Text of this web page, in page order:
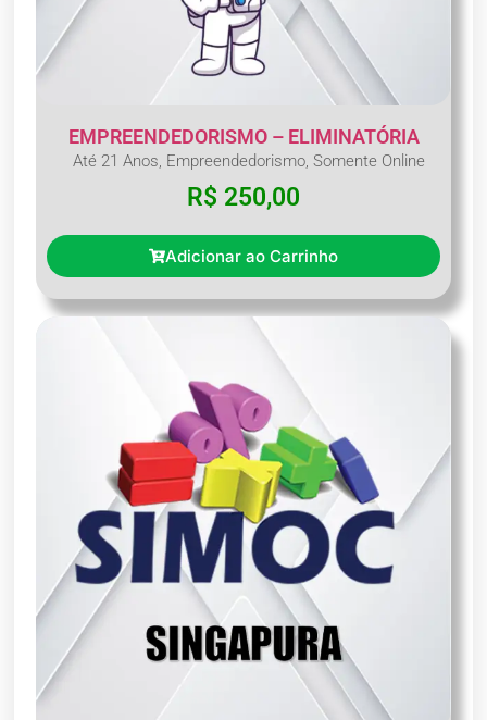
EMPREENDEDORISMO – ELIMINATÓRIA
Até 21 Anos, Empreendedorismo, Somente Online
R$ 250,00
Adicionar ao Carrinho